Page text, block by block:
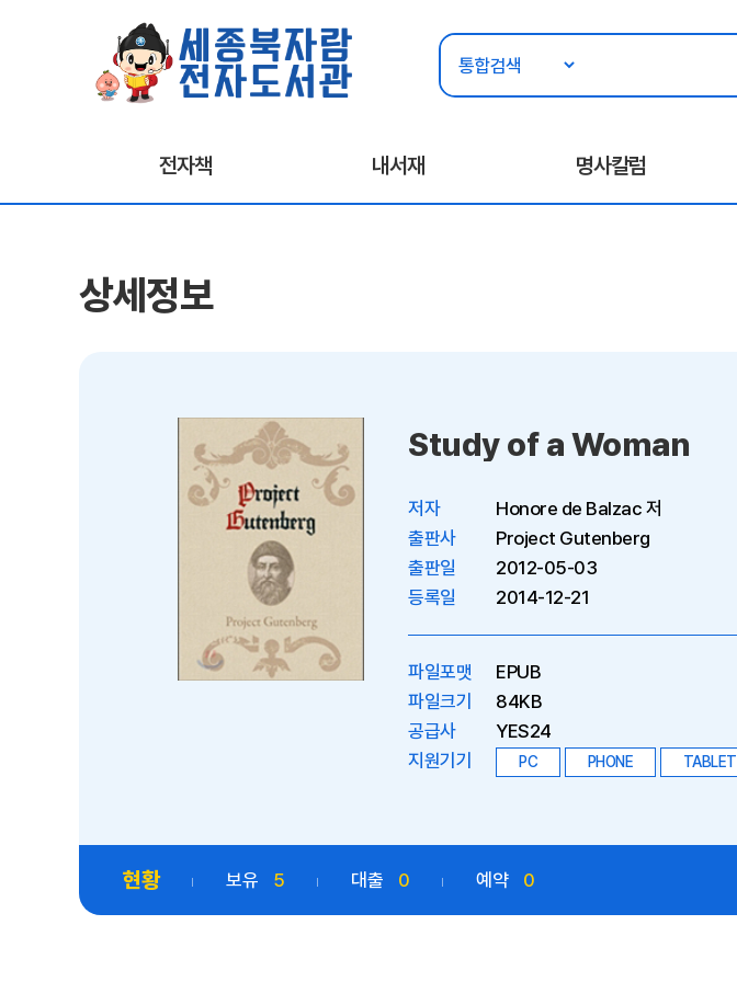
전자책 내서재 명사칼럼
상세정보
Study of a Woman
저자
Honore de Balzac 저
출판사
Project Gutenberg
출판일
2012-05-03
등록일
2014-12-21
파일포맷
EPUB
파일크기
84KB
공급사
YES24
지원기기
PC PHONE TABLET
현황 보유 5 대출 0 예약 0